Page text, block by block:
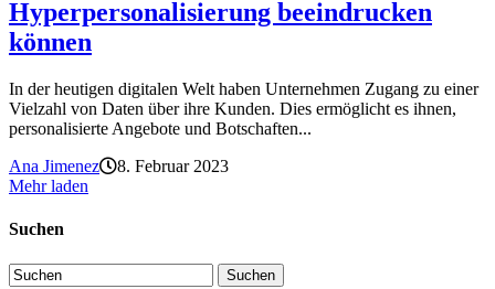
Hyperpersonalisierung beeindrucken
können
In der heutigen digitalen Welt haben Unternehmen Zugang zu einer
Vielzahl von Daten über ihre Kunden. Dies ermöglicht es ihnen,
personalisierte Angebote und Botschaften...
Ana Jimenez
8. Februar 2023
Mehr laden
Suchen